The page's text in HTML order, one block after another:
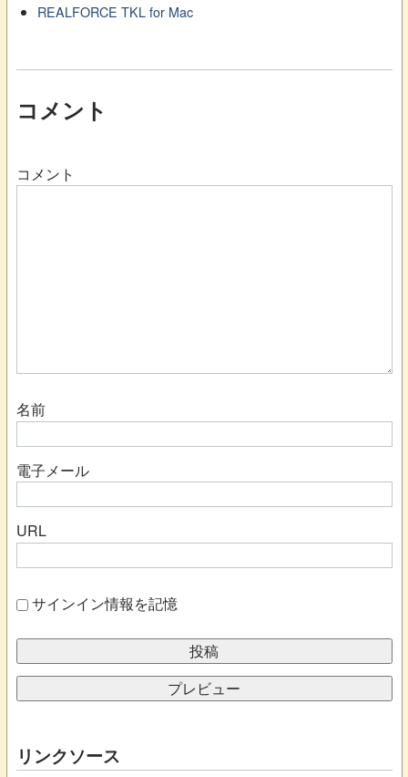
REALFORCE TKL for Mac
コメント
コメント
名前
電子メール
URL
サインイン情報を記憶
リンクソース